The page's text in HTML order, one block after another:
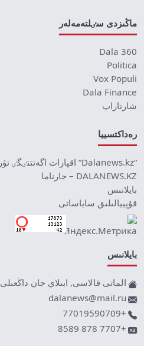
ماڭىزدى سٸلتەمەلەر
Dala 360
Politica
Vox Populi
Dala Finance
شارتاراپ
رەداكتسييا
“Dalanews.kz” اقپارات اگەنتتٸگٸ تۋرالى
DALANEWS.KZ – جارناما
بايلانىس
قۇپييالىلىق ساياساتى
بايلانىس
الماتى قالاسى, ابىلاي حان داڭعىلى 79, 125 وفيس.
dalanews@mail.ru
+77019590709
+7707 878 8589